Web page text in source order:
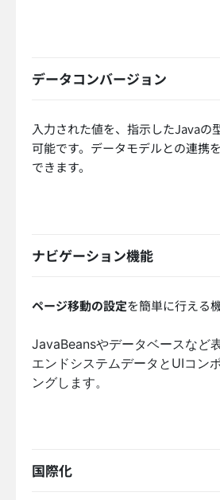
データコンバージョン
入力された値を、指示したJavaの
可能です。データモデルとの連携
できます。
ナビゲーション機能
ページ移動の設定を簡単に行える機
JavaBeansやデータベースなど
エンドシステムデータとUIコン
ングします。
国際化